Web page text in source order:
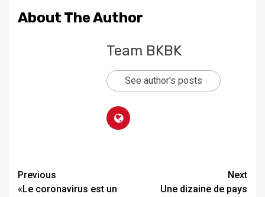
About The Author
Team BKBK
See author's posts
Previous
«Le coronavirus est un
Next
Une dizaine de pays